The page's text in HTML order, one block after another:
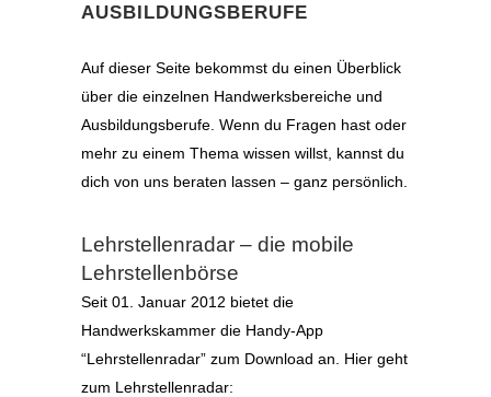
AUSBILDUNGSBERUFE
Auf dieser Seite bekommst du einen Überblick
über die einzelnen Handwerksbereiche und
Ausbildungsberufe. Wenn du Fragen hast oder
mehr zu einem Thema wissen willst, kannst du
dich von uns beraten lassen – ganz persönlich.
Lehrstellenradar – die mobile
Lehrstellenbörse
Seit 01. Januar 2012 bietet die
Handwerkskammer die Handy-App
“Lehrstellenradar” zum Download an. Hier geht
zum Lehrstellenradar: